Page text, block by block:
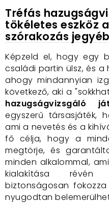
Tréfás
tökéletes eszköz
szórakozás
Képzeld el, hogy egy
családi partin ülsz, és
ahogy mindannyian
következő, aki a
hazugságvizsgáló
egyszerű társasjáték,
ami a nevetés és a
fő célja, hogy a
megtörje, és
minden alkalommal,
kialakítása révén
biztonságosan
nyugodtan